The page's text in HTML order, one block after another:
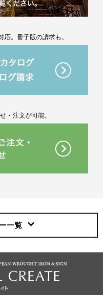
応。冊子版の請求も。
・注文が可能。
一覧